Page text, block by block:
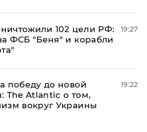
102 цели РФ:
ФСБ "Беня" и корабли
19:27
победу до новой
The Atlantic о том,
вокруг Украины
19:22